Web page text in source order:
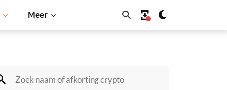
Meer
Cardano Dogecoin